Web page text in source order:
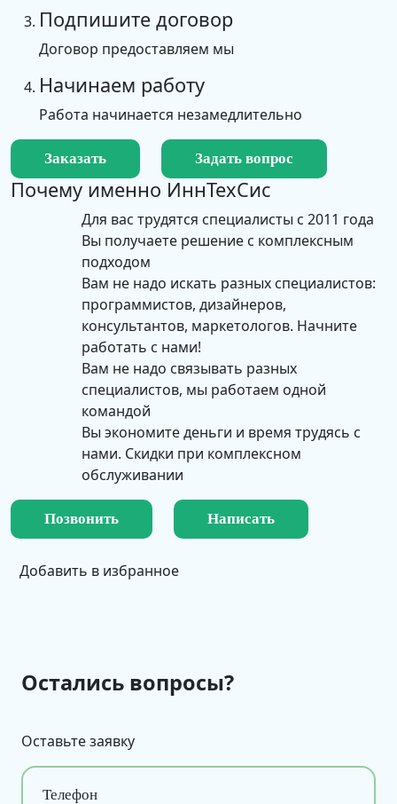
Подпишите договор
Договор предоставляем мы
Начинаем работу
Работа начинается незамедлительно
Заказать Задать вопрос
Почему именно ИннТехСис
Для вас трудятся специалисты с 2011 года
Вы получаете решение с комплексным
подходом
Вам не надо искать разных специалистов:
программистов, дизайнеров,
консультантов, маркетологов. Начните
работать с нами!
Вам не надо связывать разных
специалистов, мы работаем одной
командой
Вы экономите деньги и время трудясь с
нами. Скидки при комплексном
обслуживании
Позвонить Написать
Добавить в избранное
Остались вопросы?
Оставьте заявку
Телефон